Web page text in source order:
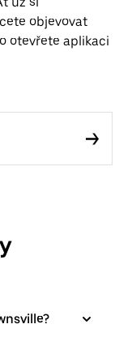
objevovat
otevřete aplikaci